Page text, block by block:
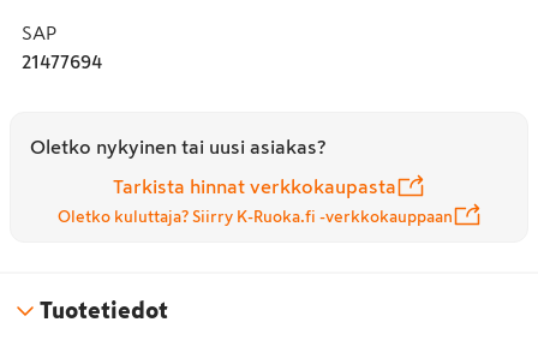
SAP
21477694
Oletko nykyinen tai uusi asiakas?
Tarkista hinnat verkkokaupasta
Oletko kuluttaja? Siirry K-Ruoka.fi -verkkokauppaan
Tuotetiedot